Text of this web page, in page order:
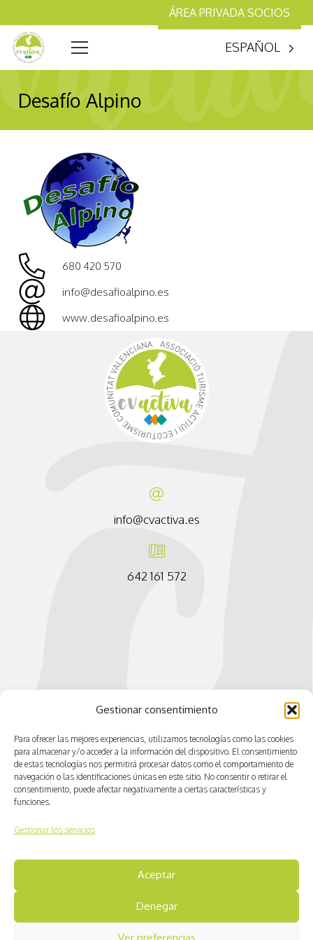
Gestionar consentimiento
Para ofrecer las mejores experiencias, utilizamos tecnologías como las cookies
para almacenar y/o acceder a la información del dispositivo. El consentimiento
de estas tecnologías nos permitirá procesar datos como el comportamiento de
navegación o las identificaciones únicas en este sitio. No consentir o retirar el
consentimiento, puede afectar negativamente a ciertas características y
funciones.
Gestionar los servicios
Aceptar
Denegar
ÁREA PRIVADA SOCIOS
ESPAÑOL
Desafío Alpino
680 420 570
info@desafioalpino.es
www.desafioalpino.es
info@cvactiva.es
642 161 572